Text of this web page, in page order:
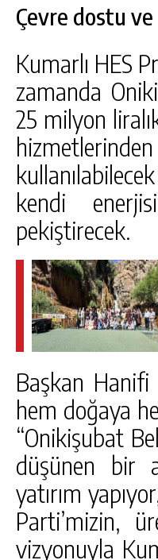
Çevre dostu
Kumarlı HES
zamanda
25 milyon
kendi
pekiştirecek.
Başkan Hanifi
hem doğaya
“Onikişubat
düşünen bir
yatırım
Parti’mizin,
vizyonuyla